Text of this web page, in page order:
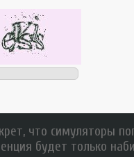
что симуляторы
будет только